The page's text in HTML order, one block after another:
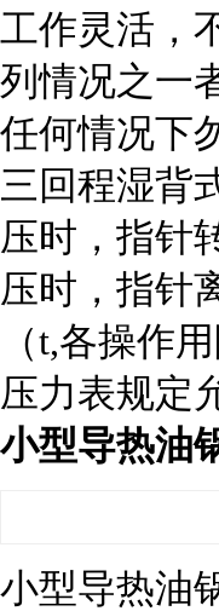
工作灵活，
列情况之一
任何情况下
三回程湿背
压时，指针
压时，指针
（t,各操作
压力表规定
小型导热油
小型导热油